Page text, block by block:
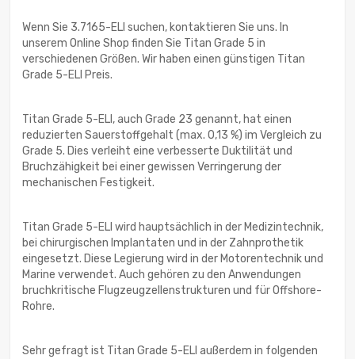
Wenn Sie 3.7165-ELI suchen, kontaktieren Sie uns. In
unserem Online Shop finden Sie Titan Grade 5 in
verschiedenen Größen. Wir haben einen günstigen Titan
Grade 5-ELI Preis.
Titan Grade 5-ELI, auch Grade 23 genannt, hat einen
reduzierten Sauerstoffgehalt (max. 0,13 %) im Vergleich zu
Grade 5. Dies verleiht eine verbesserte Duktilität und
Bruchzähigkeit bei einer gewissen Verringerung der
mechanischen Festigkeit.
Titan Grade 5-ELI wird hauptsächlich in der Medizintechnik,
bei chirurgischen Implantaten und in der Zahnprothetik
eingesetzt. Diese Legierung wird in der Motorentechnik und
Marine verwendet. Auch gehören zu den Anwendungen
bruchkritische Flugzeugzellenstrukturen und für Offshore-
Rohre.
Sehr gefragt ist Titan Grade 5-ELI außerdem in folgenden